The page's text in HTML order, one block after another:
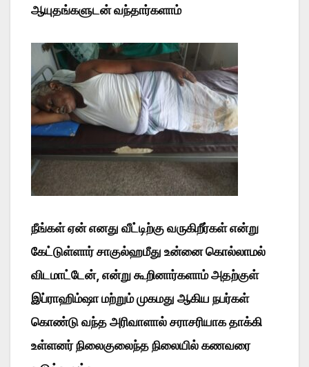
ஆயுதங்களுடன் வந்தார்களாம்
நீங்கள் ஏன் எனது வீட்டிற்கு வருகிறீர்கள் என்று
கேட்டுள்ளார் சாகுல்ஹமீது உன்னை கொல்லாமல்
விடமாட்டேன், என்று கூறினார்களாம் அதற்குள்
இப்ராஹிம்ஷா மற்றும் முகமது ஆகிய நபர்கள்
கொண்டு வந்த அரிவாளால் சராசரியாக தாக்கி
உள்ளனர் நிலைகுலைந்த நிலையில் கணவரை